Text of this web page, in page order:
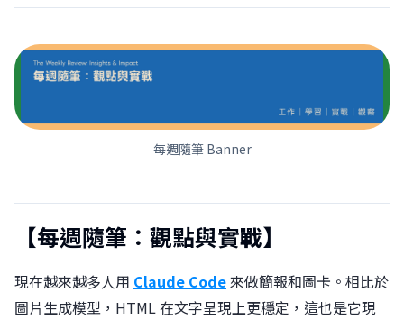
每週隨筆 Banner
【每週隨筆：觀點與實戰】
現在越來越多人用 Claude Code來做簡報和圖卡。相比於
圖片生成模型，HTML 在文字呈現上更穩定，這也是它現